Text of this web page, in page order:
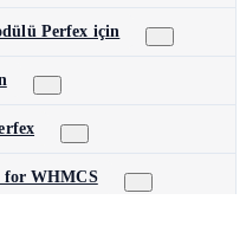
Perfex için
for WHMCS